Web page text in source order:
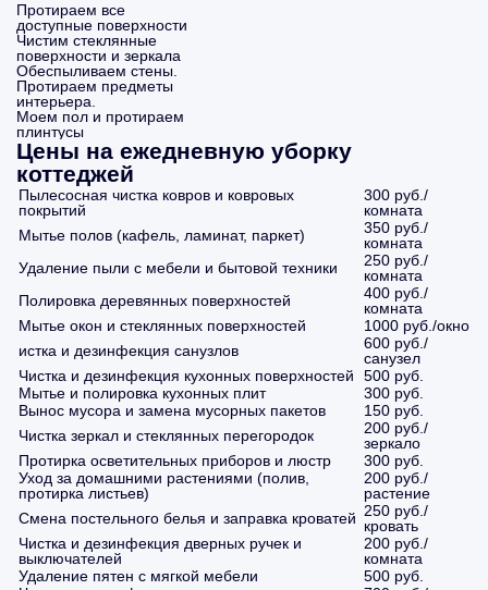
Протираем все
доступные поверхности
Чистим стеклянные
поверхности и зеркала
Обеспыливаем стены.
Протираем предметы
интерьера.
Моем пол и протираем
плинтусы
Цены на ежедневную уборку
коттеджей
Пылесосная чистка ковров и ковровых
покрытий
300 руб./
комната
Мытье полов (кафель, ламинат, паркет)
350 руб./
комната
Удаление пыли с мебели и бытовой техники
250 руб./
комната
Полировка деревянных поверхностей
400 руб./
комната
Мытье окон и стеклянных поверхностей
1000 руб./окно
истка и дезинфекция санузлов
600 руб./
санузел
Чистка и дезинфекция кухонных поверхностей
500 руб.
Мытье и полировка кухонных плит
300 руб.
Вынос мусора и замена мусорных пакетов
150 руб.
Чистка зеркал и стеклянных перегородок
200 руб./
зеркало
Протирка осветительных приборов и люстр
300 руб.
Уход за домашними растениями (полив,
протирка листьев)
200 руб./
растение
Смена постельного белья и заправка кроватей 250 руб./
кровать
Чистка и дезинфекция дверных ручек и
выключателей
200 руб./
комната
Удаление пятен с мягкой мебели
500 руб.